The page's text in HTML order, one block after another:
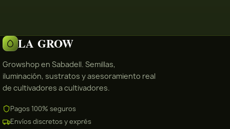
LA GROW
Growshop en Sabadell. Semillas,
iluminación, sustratos y asesoramiento real
de cultivadores a cultivadores.
Pagos 100% seguros
Envíos discretos y exprés